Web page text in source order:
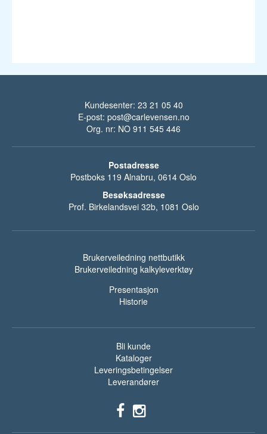
Kundesenter: 23 21 05 40
E-post: post@carlevensen.no
Org. nr: NO 911 545 446
Postadresse
Postboks 119 Alnabru, 0614 Oslo
Besøksadresse
Prof. Birkelandsvei 32b, 1081 Oslo
Brukerveiledning nettbutikk
Brukerveiledning kalkyleverktøy
Presentasjon
Historie
Bli kunde
Kataloger
Leveringsbetingelser
Leverandører